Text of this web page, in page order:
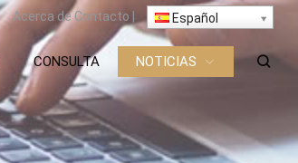
Acerca deContacto Español
CONSULTA NOTICIAS